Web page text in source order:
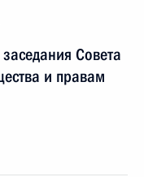
Совета
и правам